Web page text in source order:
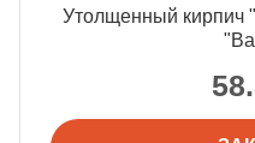
Утолщенный кирпич